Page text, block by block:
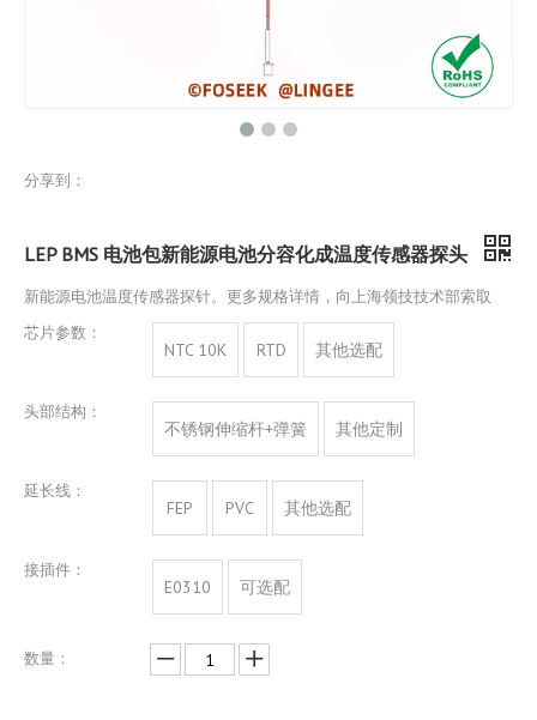
分享到：
LEP BMS 电池包新能源电池分容化成温度传感器探头
新能源电池温度传感器探针。更多规格详情，向上海领技技术部索取
芯片参数：
NTC 10K RTD 其他选配
头部结构：
不锈钢伸缩杆+弹簧 其他定制
延长线：
FEP PVC 其他选配
接插件：
E0310 可选配
数量：